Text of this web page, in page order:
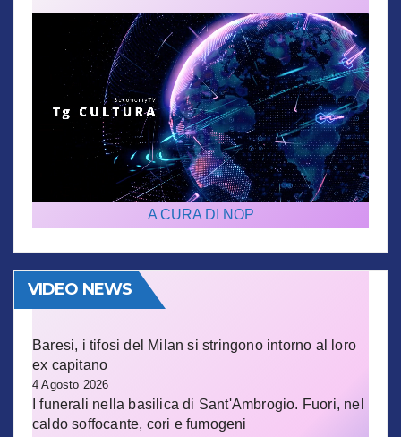
A CURA DI NOP
VIDEO NEWS
Baresi, i tifosi del Milan si stringono intorno al loro
ex capitano
4 Agosto 2026
I funerali nella basilica di Sant'Ambrogio. Fuori, nel
caldo soffocante, cori e fumogeni